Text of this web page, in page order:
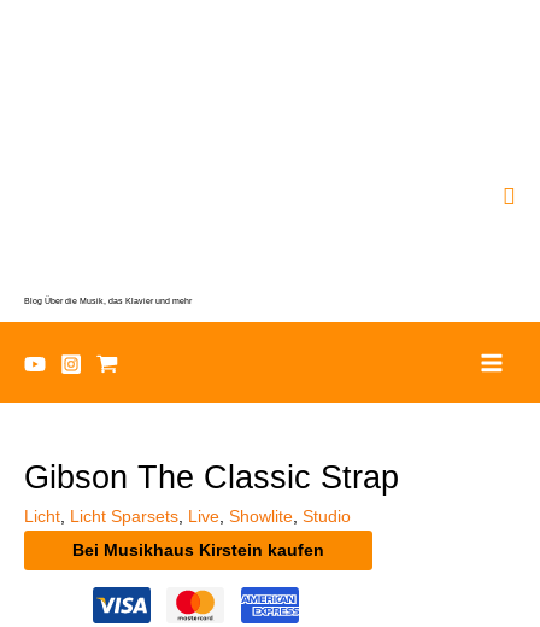
Blog Über die Musik, das Klavier und mehr
Gibson The Classic Strap
Licht Licht Sparsets Live Showlite Studio
Bei Musikhaus Kirstein kaufen